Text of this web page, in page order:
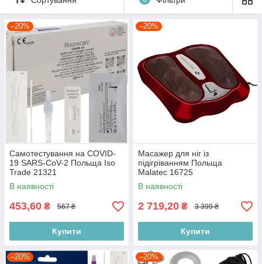
–20%
Самотестування на COVID-
19 SARS-CoV-2 Польща Iso
Trade 21321
В наявності
453,60 ₴ 567 ₴
Купити
–20%
Масажер для ніг із
підігріванням Польща
Malatec 16725
В наявності
2 719,20 ₴ 3 399 ₴
Купити
–20% –20%